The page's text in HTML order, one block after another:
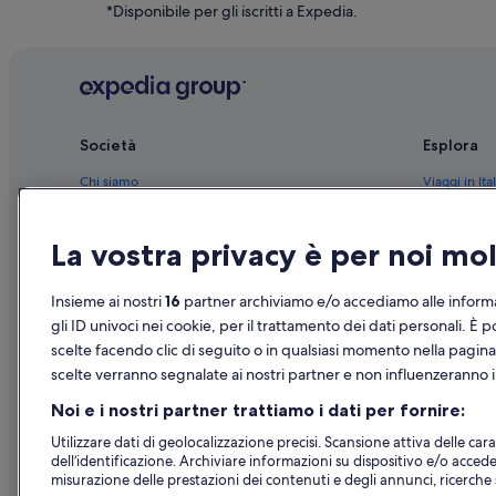
Bellizzi: Appartamenti
Pontecagnano Faiano: Hotel con servizi business
Pontecagnano Faiano: Hotel economici
Pontecagnano Faiano: Hotel con bar
Bellizzi: hotel Belmond
Pontecagnano Faiano: hotel Best Western
*Disponibile per gli iscritti a Expedia.
Società
Chi siamo
Aggiungi la tua struttura
Novità e comunicati stampa
Pubblicità
Esplora
Viaggi in
Case
Voli
Noleggio
La vostra privacy è per noi
Insieme ai nostri16 partner archiviamo e/o accediamo alle
gli ID univoci nei cookie, per il trattamento dei dati personali. È
scelte facendo clic di seguito o in qualsiasi momento nella
scelte verranno segnalate ai nostri partner e non influenzeranno
Noi e i nostri partner trattiamo i dati per fornire:
Utilizzare dati di geolocalizzazione precisi. Scansione attiva delle
dell’identificazione. Archiviare informazioni su dispositivo e/o
misurazione delle prestazioni dei contenuti e degli annunci,